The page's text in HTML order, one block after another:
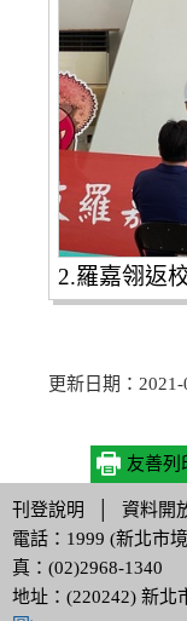
2.羅嘉翎返
更新日期：2021-
友善列
刊登說明 資料開
電話：1999 (新北市
真：(02)2968-1340
地址：(220242) 新北